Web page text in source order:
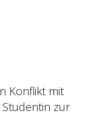
Konflikt mit
zur